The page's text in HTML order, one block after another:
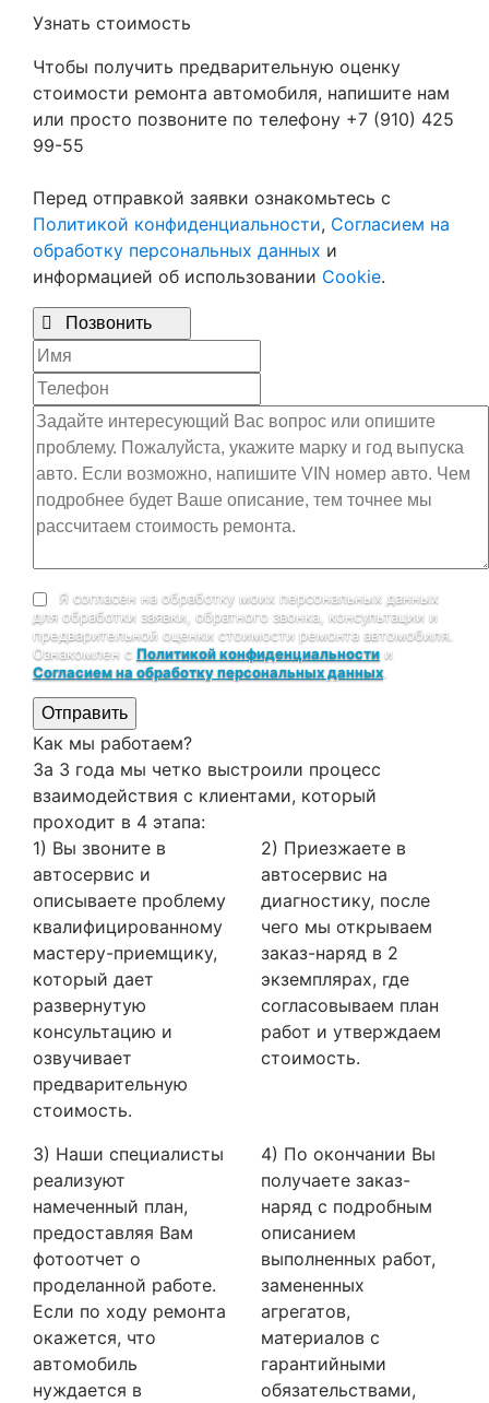
Узнать стоимость
Чтобы получить предварительную оценку
стоимости ремонта автомобиля, напишите нам
или просто позвоните по телефону +7 (910) 425
99-55
Перед отправкой заявки ознакомьтесь с
Политикой конфиденциальности, Согласием на
обработку персональных данных и
информацией об использовании Cookie.
 Позвонить
Я согласен на обработку моих персональных данных
для обработки заявки, обратного звонка, консультации и
предварительной оценки стоимости ремонта автомобиля.
Ознакомлен с Политикой конфиденциальности и
Согласием на обработку персональных данных
Отправить
Как мы работаем?
За 3 года мы четко выстроили процесс
взаимодействия с клиентами, который
проходит в 4 этапа:
1) Вы звоните в
автосервис и
описываете проблему
квалифицированному
мастеру-приемщику,
который дает
развернутую
консультацию и
озвучивает
предварительную
стоимость.
2) Приезжаете в
автосервис на
диагностику, после
чего мы открываем
заказ-наряд в 2
экземплярах, где
согласовываем план
работ и утверждаем
стоимость.
3) Наши специалисты
реализуют
намеченный план,
предоставляя Вам
фотоотчет о
проделанной работе.
Если по ходу ремонта
окажется, что
автомобиль
нуждается в
4) По окончании Вы
получаете заказ-
наряд с подробным
описанием
выполненных работ,
замененных
агрегатов,
материалов с
гарантийными
обязательствами,